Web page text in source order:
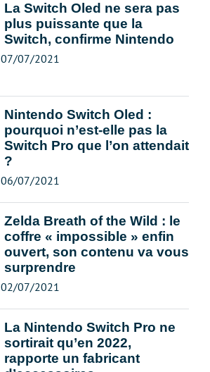
La Switch Oled ne sera pas
plus puissante que la
Switch, confirme Nintendo
07/07/2021
Nintendo Switch Oled :
pourquoi n’est-elle pas la
Switch Pro que l’on attendait
?
06/07/2021
Zelda Breath of the Wild : le
coffre « impossible » enfin
ouvert, son contenu va vous
surprendre
02/07/2021
La Nintendo Switch Pro ne
sortirait qu’en 2022,
rapporte un fabricant